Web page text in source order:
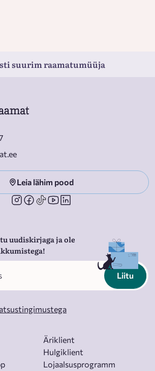
suurim raamatumüüja
Leia lähim pood
uudiskirjaga ja ole
Liitu
Äriklient
Hulgiklient
Lojaalsusprogramm